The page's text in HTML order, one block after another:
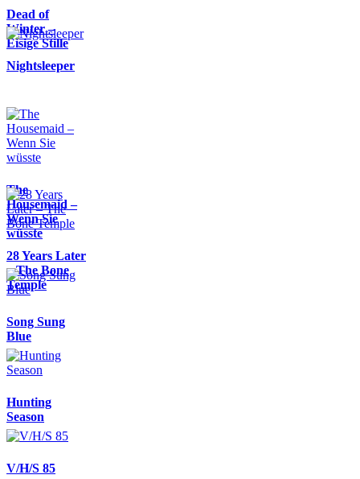
Dead of
Winter –
Eisige Stille
Nightsleeper
The
Housemaid –
Wenn Sie
wüsste
28 Years Later
– The Bone
Temple
Song Sung
Blue
Hunting
Season
V/H/S 85